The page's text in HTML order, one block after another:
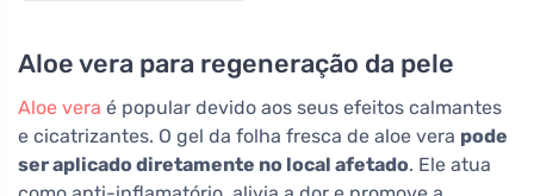
Aloe vera para regeneração da pele
Aloe vera é popular devido aos seus efeitos calmantes
e cicatrizantes. O gel da folha fresca de aloe vera pode
ser aplicado diretamente no local afetado. Ele atua